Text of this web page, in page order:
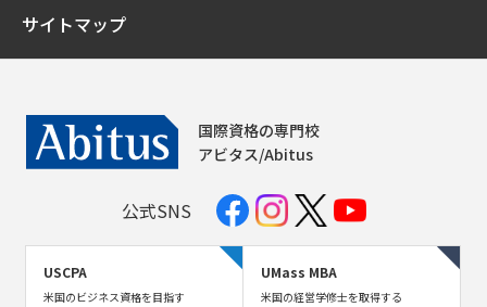
サイトマップ
国際資格の専門校
アビタス/Abitus
公式SNS
USCPA
米国のビジネス資格を目指す
UMass MBA
米国の経営学修士を取得する